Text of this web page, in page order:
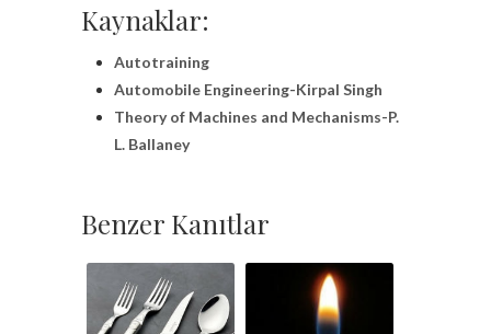
Kaynaklar:
Autotraining
Automobile Engineering-Kirpal Singh
Theory of Machines and Mechanisms-P.
L. Ballaney
Benzer Kanıtlar